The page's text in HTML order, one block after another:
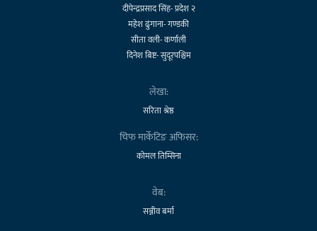
दीपेन्द्रप्रसाद सिंह- प्रदेश २
महेश ढुंगाना- गण्डकी
सीता वली- कर्णाली
दिनेश बिष्ट- सुदूरपश्चिम
लेखा:
सरिता श्रेष्ठ
चिफ मार्केटिङ अफिसर:
कोमल तिम्सिना
वेब:
सञ्जीव बर्मा